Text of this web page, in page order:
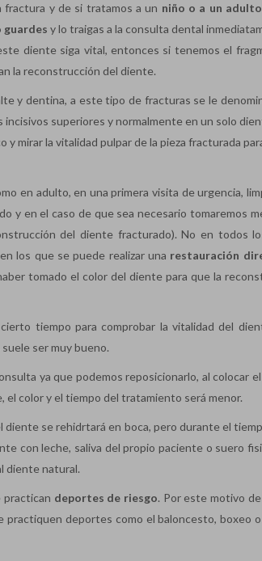
y de si tratamos a un niño o a un adulto
y lo traigas a la consulta dental
diente siga vital, entonces si tenemos el
la reconstrucción del diente.
y dentina, a este tipo de fracturas se le
superiores y normalmente en un solo
mirar la vitalidad pulpar de la pieza fracturada
en adulto, en una primera visita de urgencia,
y en el caso de que sea necesario tomaremos
del diente fracturado). No en todos
los que se puede realizar una restauración
tomado el color del diente para que la
cierto tiempo para comprobar la vitalidad del
ser muy bueno.
ya que podemos reposicionarlo, al colocar
color y el tiempo del tratamiento será menor.
se rehidrtará en boca, pero durante el
con leche, saliva del propio paciente o suero
diente natural.
deportes de riesgo. Por este motivo
practiquen deportes como el baloncesto, boxeo